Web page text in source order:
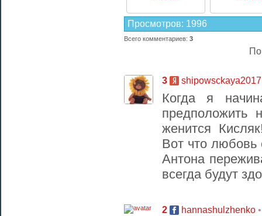
Просмотров: 1996
Всего комментариев: 3
3 shipowsckaya2017
Когда я
предположить
женится
Вот что любовь
Антона
всегда будут
2 hannashulzhenko